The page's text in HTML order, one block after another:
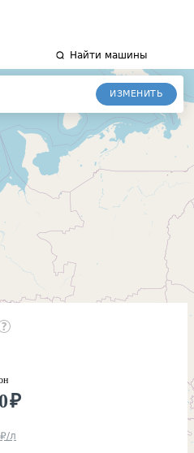
Найти машины
ИЗМЕНИТЬ
₽
₽/л